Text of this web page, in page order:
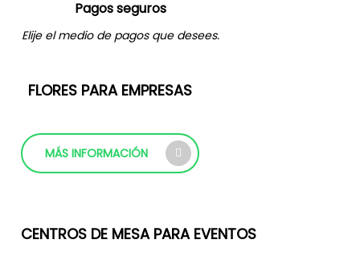
Pagos seguros
Elije el medio de pagos que desees.
FLORES PARA EMPRESAS
MÁS INFORMACIÓN
CENTROS DE MESA PARA EVENTOS